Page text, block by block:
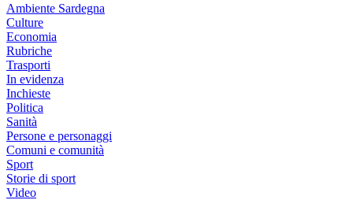
Ambiente Sardegna
Culture
Economia
Rubriche
Trasporti
In evidenza
Inchieste
Politica
Sanità
Persone e personaggi
Comuni e comunità
Sport
Storie di sport
Video